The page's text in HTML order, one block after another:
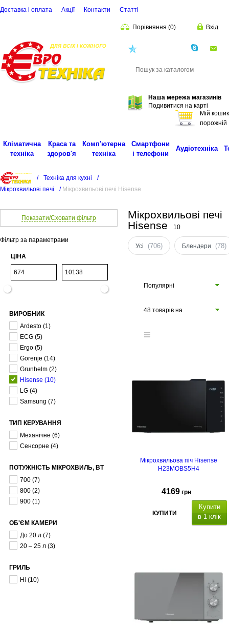
Доставка і оплата Акції Контакти Статті
Порівняння (0) Вхід
Наша мережа магазинів
Подивитися на карті
Мій кошик
порожній
Кліматична
техніка
Краса та
здоров'я
Комп'ютерна
техніка
Смартфони
і телефони
Аудіотехніка
/ Техніка для кухні
/
Мікрохвильові печі
/ Мікрохвильові печі Hisense
Показати/Сховати фільтр
Фільтр за параметрами
ЦІНА
ВИРОБНИК
Ardesto (1)
ECG (5)
Ergo (5)
Gorenje (14)
Grunhelm (2)
Hisense (10)
LG (4)
Samsung (7)
ТИП КЕРУВАННЯ
Механічне (6)
Сенсорне (4)
ПОТУЖНІСТЬ МІКРОХВИЛЬ, ВТ
700 (7)
800 (2)
900 (1)
ОБ'ЄМ КАМЕРИ
До 20 л (7)
20 – 25 л (3)
ГРИЛЬ
Ні (10)
Мікрохвильові печі
Hisense
10
Усі (706) Блендери (78)
Популярні
48 товарів на
Мікрохвильова піч Hisense
H23MOBS5H4
4169 грн
КУПИТИ
Купити
в 1 клік